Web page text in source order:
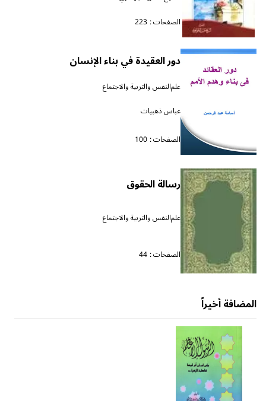
الصفحات : 223
دور العقيدة في بناء الإنسان
علم‌النفس والتربية والاجتماع
عباس ذهبيات
الصفحات : 100
رسالة الحقوق
علم‌النفس والتربية والاجتماع
الصفحات : 44
المضافة أخيراً